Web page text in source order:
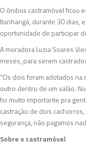
O ônibus castramóvel ficou
Itanhangá, durante 30 dias,
oportunidade de participar
A moradora Luzia Soares
meses, para serem
“Os dois foram adotados na
outro dentro de um valão.
foi muito importante pra
castração de dois
segurança, não pagamos
Sobre o castramóvel